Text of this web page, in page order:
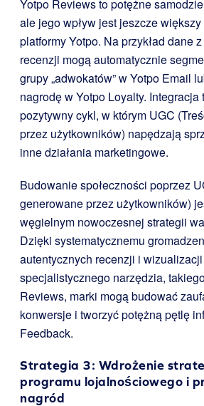
Yotpo Reviews to potężne
ale jego wpływ jest jeszcze
platformy Yotpo. Na przykład dane
recenzji mogą automatycznie
grupy „adwokatów” w Yotpo Email
nagrodę w Yotpo Loyalty. Integracja
pozytywny cykl, w którym UGC
przez użytkowników) napędzają
inne działania marketingowe.
Budowanie społeczności poprzez
generowane przez użytkowników)
węgielnym nowoczesnej strategii
Dzięki systematycznemu
autentycznych recenzji i
specjalistycznego narzędzia,
Reviews, marki mogą budować
konwersje i tworzyć potężną pętlę
Feedback.
Strategia 3: Wdrożenie
programu lojalnościowego i
nagród